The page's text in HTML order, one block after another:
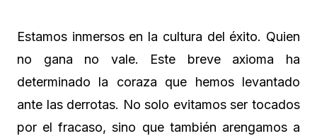
Estamos inmersos en la cultura del éxito. Quien
no gana no vale. Este breve axioma ha
determinado la coraza que hemos levantado
ante las derrotas. No solo evitamos ser tocados
por el fracaso, sino que también arengamos a